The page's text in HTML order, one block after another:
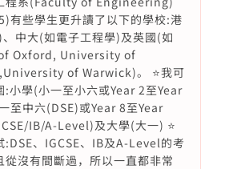
有些學生更升讀了以下的學校:港
中大(如電子工程學)及英國(如
Oxford, University of
of Warwick)。 ⭐️我可
:小學(小一至小六或Year 2至Year
至中六(DSE)或Year 8至Year
IB/A-Level)及大學(大一) ⭐️
:DSE、IGCSE、IB及A-Level的考
從沒有間斷過，所以一直都非常